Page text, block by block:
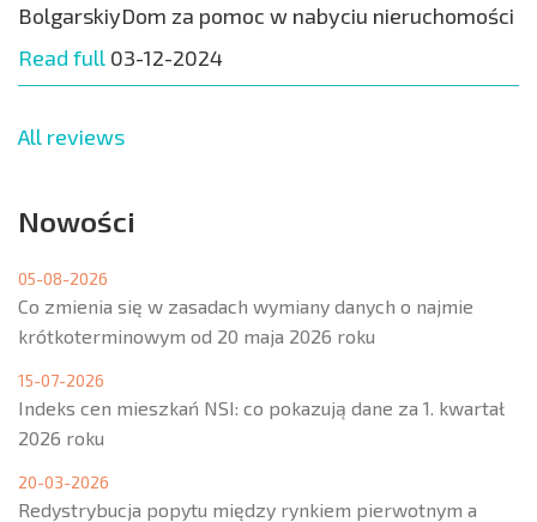
BolgarskiyDom za pomoc w nabyciu nieruchomości
Read full 03-12-2024
All reviews
Nowości
05-08-2026
Co zmienia się w zasadach wymiany danych o najmie
krótkoterminowym od 20 maja 2026 roku
15-07-2026
Indeks cen mieszkań NSI: co pokazują dane za 1. kwartał
2026 roku
20-03-2026
Redystrybucja popytu między rynkiem pierwotnym a